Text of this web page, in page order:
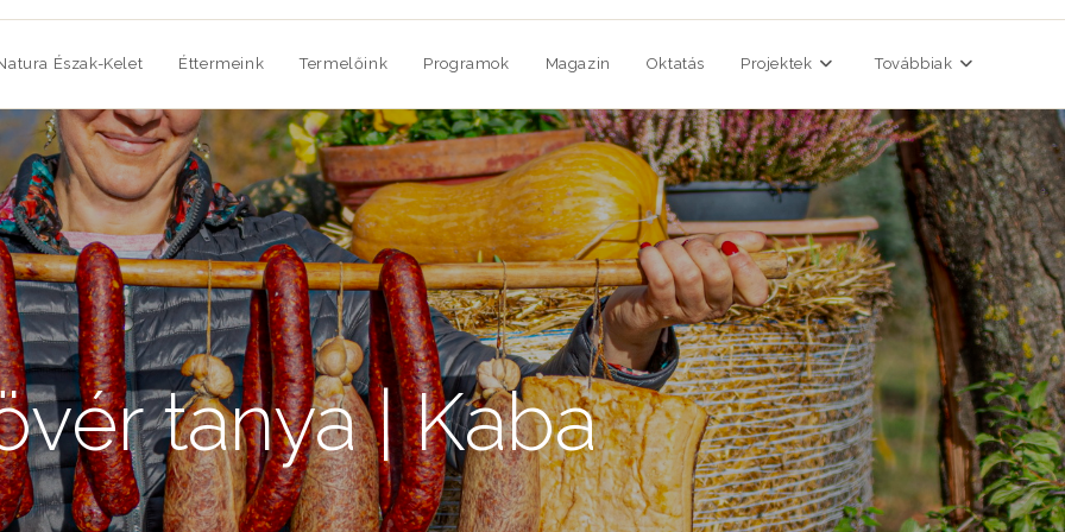
Észak-Kelet Éttermeink Termelőink Programok Magazin Oktatás Projektek Továbbiak
tanya | Kaba